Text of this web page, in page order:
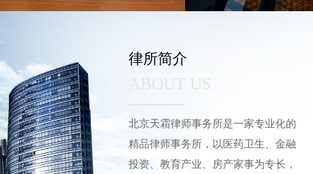
律所简介
ABOUT US
北京天霜律师事务所是一家专业化的
精品律师事务所，以医药卫生、金融
投资、教育产业、房产家事为专长，